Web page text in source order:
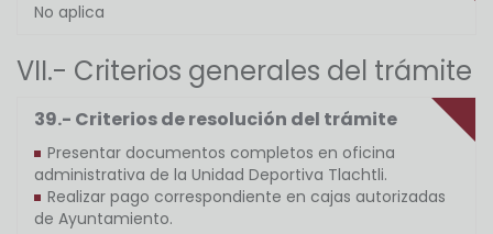
No aplica
VII.- Criterios generales del trámite
39.- Criterios de resolución del trámite
Presentar documentos completos en oficina
administrativa de la Unidad Deportiva Tlachtli.
Realizar pago correspondiente en cajas autorizadas
de Ayuntamiento.